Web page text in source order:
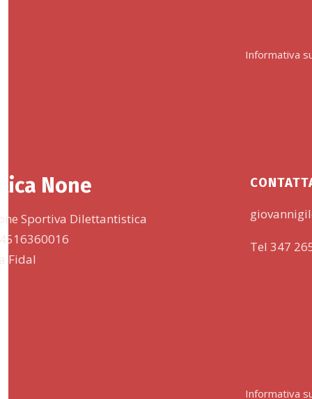
None
Sportiva Dilettantistica
Fidal
Tel 347
Informativa
Informativa